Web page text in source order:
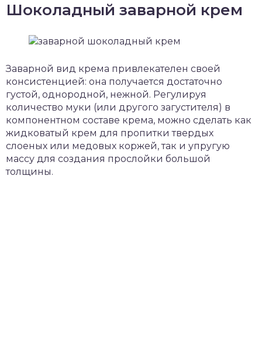
Шоколадный заварной крем
Заварной вид крема привлекателен своей
консистенцией: она получается достаточно
густой, однородной, нежной. Регулируя
количество муки (или другого загустителя) в
компонентном составе крема, можно сделать как
жидковатый крем для пропитки твердых
слоеных или медовых коржей, так и упругую
массу для создания прослойки большой
толщины.